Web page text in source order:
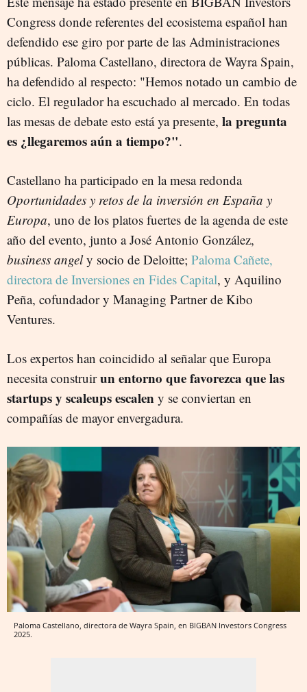
Congress donde referentes del ecosistema español han
defendido ese giro por parte de las Administraciones
públicas. Paloma Castellano, directora de Wayra Spain,
ha defendido al respecto: "Hemos notado un cambio de
ciclo. El regulador ha escuchado al mercado. En todas
las mesas de debate esto está ya presente, la pregunta
es ¿llegaremos aún a tiempo?".
Castellano ha participado en la mesa redonda
Oportunidades y retos de la inversión en España y
Europa, uno de los platos fuertes de la agenda de este
año del evento, junto aJosé Antonio González,
business angely socio de Deloitte; Paloma Cañete,
directora de Inversiones en Fides Capital, y Aquilino
Peña, cofundador y Managing Partner de Kibo
Ventures.
Los expertos han coincidido al señalar que Europa
necesita construirun entorno que favorezca que las
startups y scaleups escalen y se conviertan en
compañías de mayor envergadura.
Paloma Castellano, directora de Wayra Spain, en BIGBAN Investors Congress
2025.